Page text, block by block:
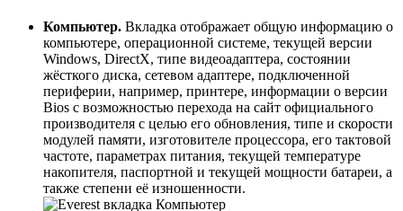
Компьютер. Вкладка отображает общую информацию о
компьютере, операционной системе, текущей версии
Windows, DirectX, типе видеоадаптера, состоянии
жёсткого диска, сетевом адаптере, подключенной
периферии, например, принтере, информации о версии
Bios с возможностью перехода на сайт официального
производителя с целью его обновления, типе и скорости
модулей памяти, изготовителе процессора, его тактовой
частоте, параметрах питания, текущей температуре
накопителя, паспортной и текущей мощности батареи, а
также степени её изношенности.